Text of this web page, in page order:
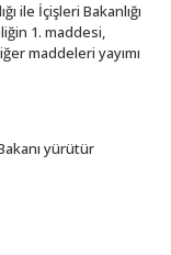
ile İçişleri Bakanlığı
1. maddesi,
maddeleri yayımı
yürütür